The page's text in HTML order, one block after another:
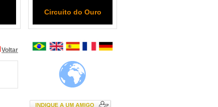
Voltar
Circuito do Ouro